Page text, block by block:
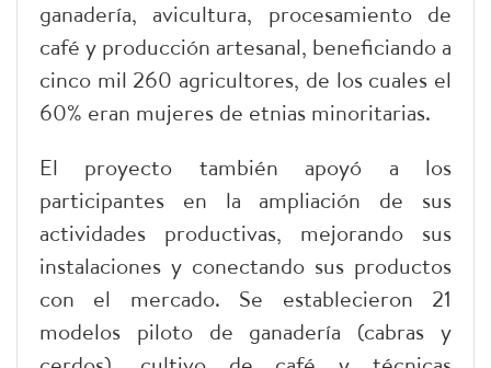
ganadería, avicultura, procesamiento de
café y producción artesanal, beneficiando a
cinco mil 260 agricultores, de los cuales el
60% eran mujeres de etnias minoritarias.
El proyecto también apoyó a los
participantes en la ampliación de sus
actividades productivas, mejorando sus
instalaciones y conectando sus productos
con el mercado. Se establecieron 21
modelos piloto de ganadería (cabras y